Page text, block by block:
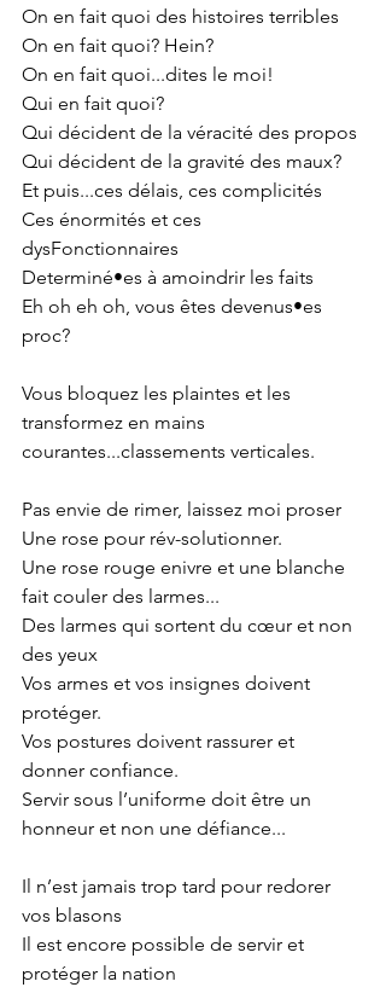
On en fait quoi des histoires terribles
On en fait quoi? Hein?
On en fait quoi...dites le moi!
Qui en fait quoi?
Qui décident de la véracité des propos
Qui décident de la gravité des maux?
Et puis...ces délais, ces complicités
Ces énormités et ces
dysFonctionnaires
Determiné•es à amoindrir les faits
Eh oh eh oh, vous êtes devenus•es
proc?
Vous bloquez les plaintes et les
transformez en mains
courantes...classements verticales.
Pas envie de rimer, laissez moi proser
Une rose pour rév-solutionner.
Une rose rouge enivre et une blanche
fait couler des larmes...
Des larmes qui sortent du cœur et non
des yeux
Vos armes et vos insignes doivent
protéger.
Vos postures doivent rassurer et
donner confiance.
Servir sous l’uniforme doit être un
honneur et non une défiance...
Il n’est jamais trop tard pour redorer
vos blasons
Il est encore possible de servir et
protéger la nation